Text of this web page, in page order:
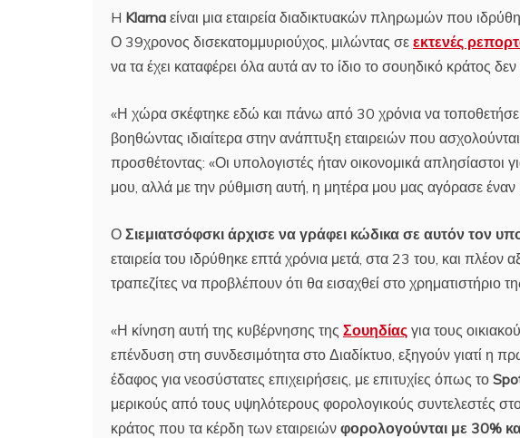
H Klarna είναι μια εταιρεία διαδικτυακών πληρωμών που
Ο 39χρονος δισεκατομμυριούχος, μιλώντας σε εκτενές
να τα έχει καταφέρει όλα αυτά αν το ίδιο το σουηδικό κράτος
«Η χώρα σκέφτηκε εδώ και πάνω από 30 χρόνια να τοποθετήσει
βοηθώντας ιδιαίτερα στην ανάπτυξη εταιρειών που ασχολούνται
προσθέτοντας: «Οι υπολογιστές ήταν οικονομικά απλησίαστοι
μου, αλλά με την ρύθμιση αυτή, η μητέρα μου μας αγόρασε
Ο Σιεμιατσόφσκι άρχισε να γράφει κώδικα σε αυτόν τον
εταιρεία του ιδρύθηκε επτά χρόνια μετά, στα 23 του, και πλέον
τραπεζίτες να προβλέπουν ότι θα εισαχθεί στο χρηματιστήριο
«Η κίνηση αυτή της κυβέρνησης της Σουηδίας για τους
επένδυση στη συνδεσιμότητα στο Διαδίκτυο, εξηγούν γιατί η
έδαφος για νεοσύστατες επιχειρήσεις, με επιτυχίες όπως το
μερικούς από τους υψηλότερους φορολογικούς συντελεστές
κράτος που τα κέρδη των εταιρειών φορολογούνται με 30%